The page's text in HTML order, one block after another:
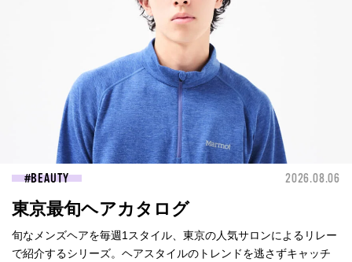
BEAUTY 2026.08.06
東京最旬ヘアカタログ
旬なメンズヘアを毎週1スタイル、東京の人気サロンによるリレー
で紹介するシリーズ。ヘアスタイルのトレンドを逃さずキャッチ